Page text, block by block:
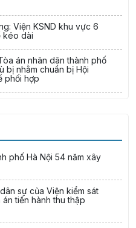
Viện KSND khu vực 6
kéo dài
án nhân dân thành phố
bị nhằm chuẩn bị Hội
phối hợp
phố Hà Nội 54 năm xây
sự của Viện kiểm sát
tiến hành thu thập